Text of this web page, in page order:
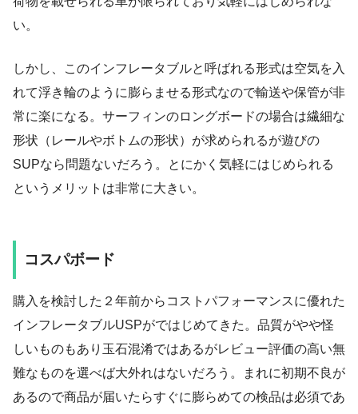
い。
しかし、このインフレータブルと呼ばれる形式は空気を入
れて浮き輪のように膨らませる形式なので輸送や保管が非
常に楽になる。サーフィンのロングボードの場合は繊細な
形状（レールやボトムの形状）が求められるが遊びの
SUPなら問題ないだろう。とにかく気軽にはじめられる
というメリットは非常に大きい。
コスパボード
購入を検討した２年前からコストパフォーマンスに優れた
インフレータブルUSPがではじめてきた。品質がやや怪
しいものもあり玉石混淆ではあるがレビュー評価の高い無
難なものを選べば大外れはないだろう。まれに初期不良が
あるので商品が届いたらすぐに膨らめての検品は必須であ